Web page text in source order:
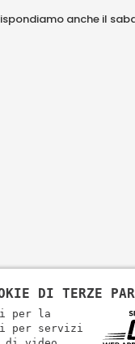
anche il
DI TERZE
per la
per servizi